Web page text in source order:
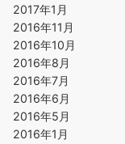
2017年1月
2016年11月
2016年10月
2016年8月
2016年7月
2016年6月
2016年5月
2016年1月